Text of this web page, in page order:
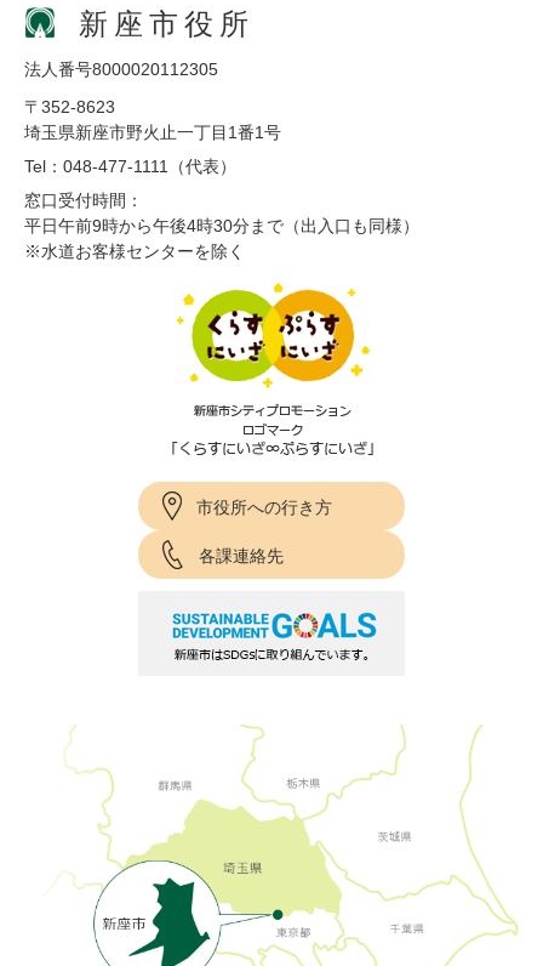
新座市役所
法人番号8000020112305
〒352-8623
埼玉県新座市野火止一丁目1番1号
Tel：048-477-1111（代表）
窓口受付時間：
平日午前9時から午後4時30分まで（出入口も同様）
※水道お客様センターを除く
市役所への行き方
各課連絡先